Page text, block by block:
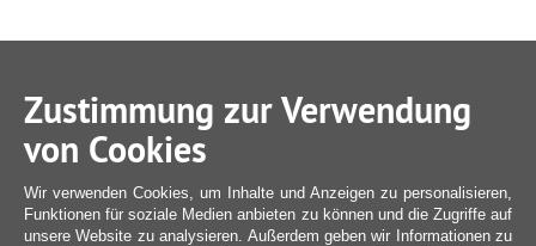
Zustimmung zur Verwendung
von Cookies
Wir verwenden Cookies, um Inhalte und Anzeigen zu personalisieren,
Funktionen für soziale Medien anbieten zu können und die Zugriffe auf
unsere Website zu analysieren. Außerdem geben wir Informationen zu